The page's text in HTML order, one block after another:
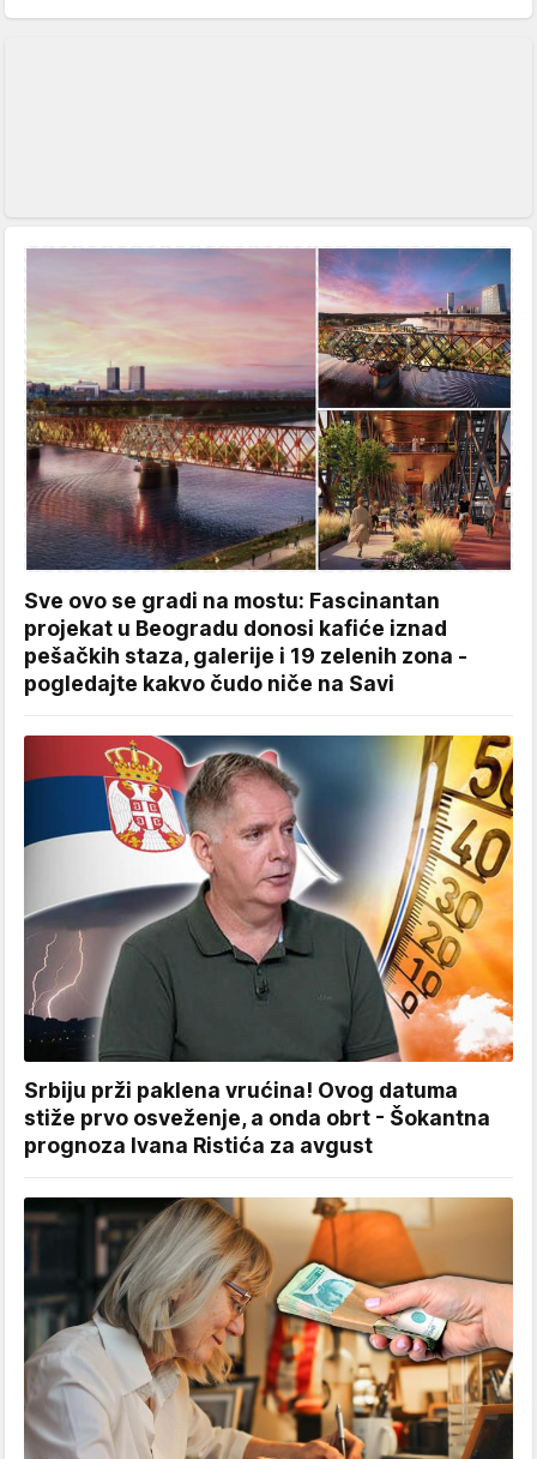
Sve ovo se gradi na mostu: Fascinantan
projekat u Beogradu donosi kafiće iznad
pešačkih staza, galerije i 19 zelenih zona -
pogledajte kakvo čudo niče na Savi
Srbiju prži paklena vrućina! Ovog datuma
stiže prvo osveženje, a onda obrt - Šokantna
prognoza Ivana Ristića za avgust